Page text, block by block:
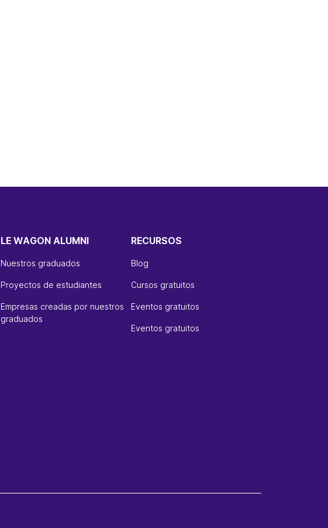
LE WAGON ALUMNI
Nuestros graduados
Proyectos de estudiantes
Empresas creadas por nuestros
graduados
RECURSOS
Blog
Cursos gratuitos
Eventos gratuitos
Eventos gratuitos